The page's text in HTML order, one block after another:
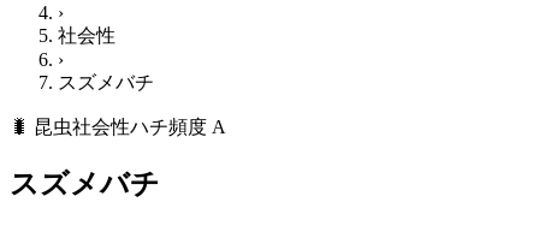
›
社会性
›
スズメバチ
🐛 昆虫社会性ハチ頻度 A
スズメバチ